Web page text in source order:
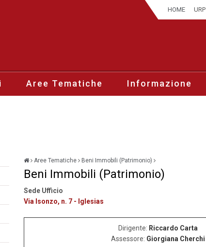
HOME URP
Aree Tematiche Informazione
Aree Tematiche Beni Immobili (Patrimonio)
Beni Immobili (Patrimonio)
Sede Ufficio
Via Isonzo, n. 7 - Iglesias
Dirigente: Riccardo Carta
Assessore: Giorgiana Cherchi